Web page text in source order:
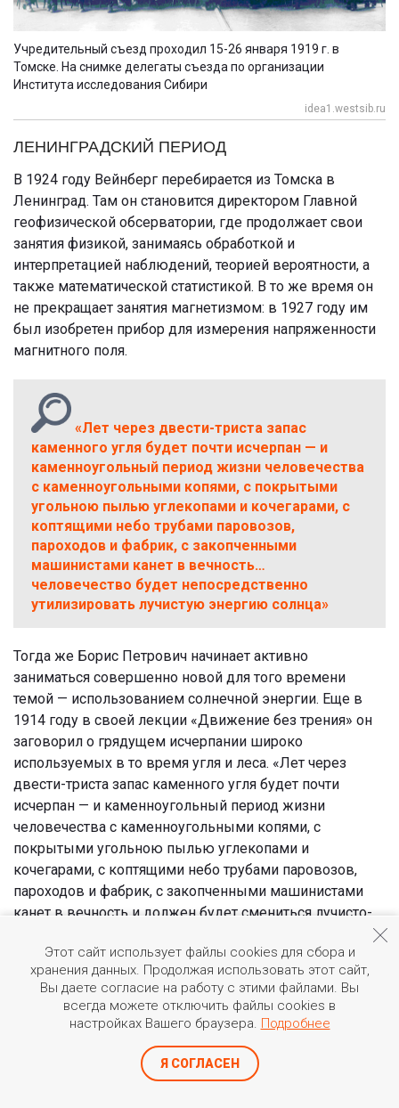
Учредительный съезд проходил 15-26 января 1919 г. в
Томске. На снимке делегаты съезда по организации
Института исследования Сибири
idea1.westsib.ru
ЛЕНИНГРАДСКИЙ ПЕРИОД
В 1924 году Вейнберг перебирается из Томска в
Ленинград. Там он становится директором Главной
геофизической обсерватории, где продолжает свои
занятия физикой, занимаясь обработкой и
интерпретацией наблюдений, теорией вероятности, а
также математической статистикой. В то же время он
не прекращает занятия магнетизмом: в 1927 году им
был изобретен прибор для измерения напряженности
магнитного поля.
«Лет через двести-триста запас
каменного угля будет почти исчерпан — и
каменноугольный период жизни человечества
с каменноугольными копями, с покрытыми
угольною пылью углекопами и кочегарами, с
коптящими небо трубами паровозов,
пароходов и фабрик, с закопченными
машинистами канет в вечность…
человечество будет непосредственно
утилизировать лучистую энергию солнца»
Тогда же Борис Петрович начинает активно
заниматься совершенно новой для того времени
темой — использованием солнечной энергии. Еще в
1914 году в своей лекции «Движение без трения» он
заговорил о грядущем исчерпании широко
используемых в то время угля и леса. «Лет через
двести-триста запас каменного угля будет почти
исчерпан — и каменноугольный период жизни
человечества с каменноугольными копями, с
покрытыми угольною пылью углекопами и
кочегарами, с коптящими небо трубами паровозов,
пароходов и фабрик, с закопченными машинистами
канет в вечность и должен будет смениться лучисто-
периодом, когда человечество будет непосредственно
утилизировать лучистую энергию солнца», — говорил
он. По его мнению, это заставит людей задуматься о
получении энергии из солнца и ветра. «На смену ныне
полученная от лучистой энергии солнца», —
подчеркивал Борис Петрович.
Этот сайт использует файлы cookies для сбора и
хранения данных. Продолжая использовать этот сайт,
Вы даете согласие на работу с этими файлами. Вы
всегда можете отключить файлы cookies в
настройках Вашего браузера. Подробнее
Я СОГЛАСЕН